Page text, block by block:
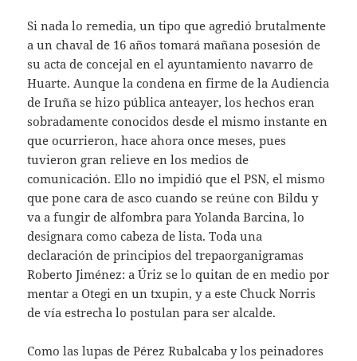
Si nada lo remedia, un tipo que agredió brutalmente
a un chaval de 16 años tomará mañana posesión de
su acta de concejal en el ayuntamiento navarro de
Huarte. Aunque la condena en firme de la Audiencia
de Iruña se hizo pública anteayer, los hechos eran
sobradamente conocidos desde el mismo instante en
que ocurrieron, hace ahora once meses, pues
tuvieron gran relieve en los medios de
comunicación. Ello no impidió que el PSN, el mismo
que pone cara de asco cuando se reúne con Bildu y
va a fungir de alfombra para Yolanda Barcina, lo
designara como cabeza de lista. Toda una
declaración de principios del trepaorganigramas
Roberto Jiménez: a Úriz se lo quitan de en medio por
mentar a Otegi en un txupin, y a este Chuck Norris
de vía estrecha lo postulan para ser alcalde.
Como las lupas de Pérez Rubalcaba y los peinadores